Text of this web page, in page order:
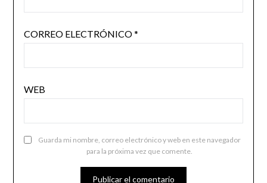
CORREO ELECTRÓNICO*
WEB
Guarda mi nombre, correo electrónico y web en este navegador
para la próxima vez que comente.